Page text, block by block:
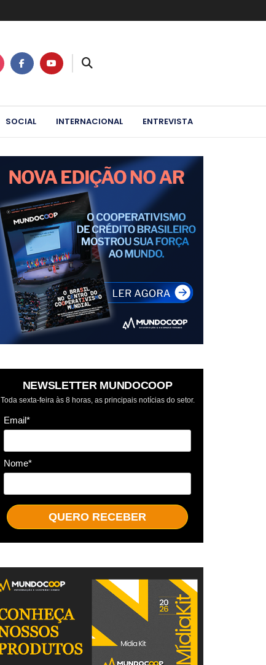
SOCIAL INTERNACIONAL ENTREVISTA
NEWSLETTER MUNDOCOOP
Toda sexta-feira às 8 horas, as principais notícias do setor.
Email*
Nome*
QUERO RECEBER